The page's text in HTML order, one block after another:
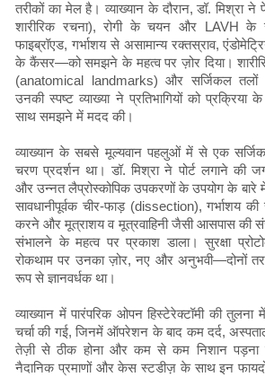
तरीकों का मेल है। व्याख्यान के दौरान, डॉ. मिश्रा ने
शारीरिक रचना), रोगी के चयन और LAVH के
फाइब्रॉएड, गर्भाशय से असामान्य रक्तस्राव,
के कैंसर—को समझने के महत्व पर ज़ोर दिया।
(anatomical landmarks) और सर्जिकल
उनकी स्पष्ट व्याख्या ने प्रतिभागियों को
साथ समझने में मदद की।
व्याख्यान के सबसे मूल्यवान पहलुओं में से एक
चरण प्रदर्शन था। डॉ. मिश्रा ने पोर्ट लगाने की
और उन्नत लैप्रोस्कोपिक उपकरणों के उपयोग के बारे में
सावधानीपूर्वक चीर-फाड़ (dissection), गर्भाशय की
करने और मूत्राशय व मूत्रवाहिनी जैसी आसपास की
संभालने के महत्व पर प्रकाश डाला। सुरक्षा
रोकथाम पर उनका ज़ोर, नए और अनुभवी—दोनों
रूप से ज्ञानवर्धक था।
व्याख्यान में पारंपरिक ओपन हिस्टेरेक्टॉमी की
चर्चा की गई, जिनमें ऑपरेशन के बाद कम दर्द,
तेज़ी से ठीक होना और कम से कम निशान पड़ना
नैदानिक ​​प्रमाणों और केस स्टडीज़ के साथ इन